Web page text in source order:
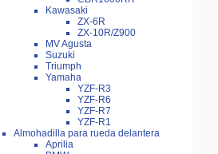
Kawasaki
ZX-6R
ZX-10R/Z900
MV Agusta
Suzuki
Triumph
Yamaha
YZF-R3
YZF-R6
YZF-R7
YZF-R1
Almohadilla para rueda delantera
Aprilia